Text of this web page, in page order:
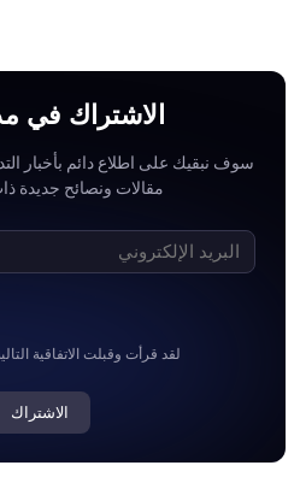
الاشتراك في
سوف نبقيك على اطلاع دائم بأخبار
مقالات ونصائح جديدة
الاشتراك
لقد قرأت وقبلت الاتفاقية